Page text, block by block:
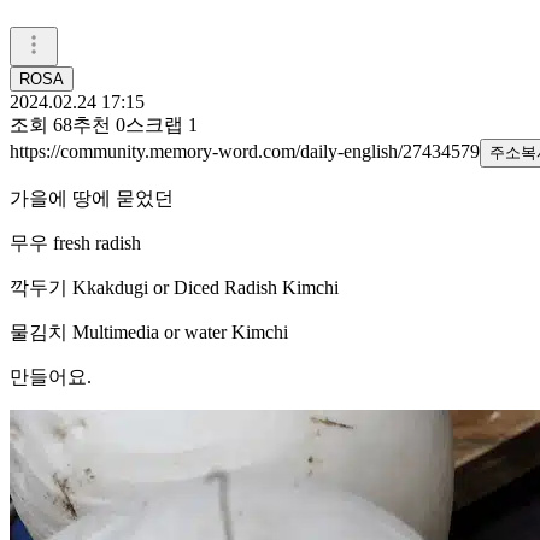
ROSA
2024.02.24 17:15
조회 68추천 0스크랩 1
https://community.memory-word.com/daily-english/27434579 주소복
가을에 땅에 묻었던
무우 fresh radish
깍두기 Kkakdugi or Diced Radish Kimchi
물김치 Multimedia or water Kimchi
만들어요.